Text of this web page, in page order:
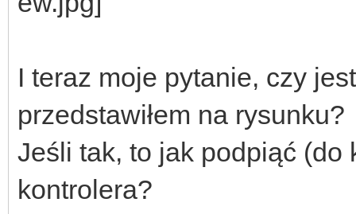
I teraz moje pytanie, czy
przedstawiłem na rysunku?
Jeśli tak, to jak podpiąć (do
kontrolera?